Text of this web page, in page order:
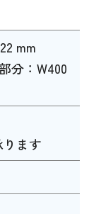
mm
分：W400
ます